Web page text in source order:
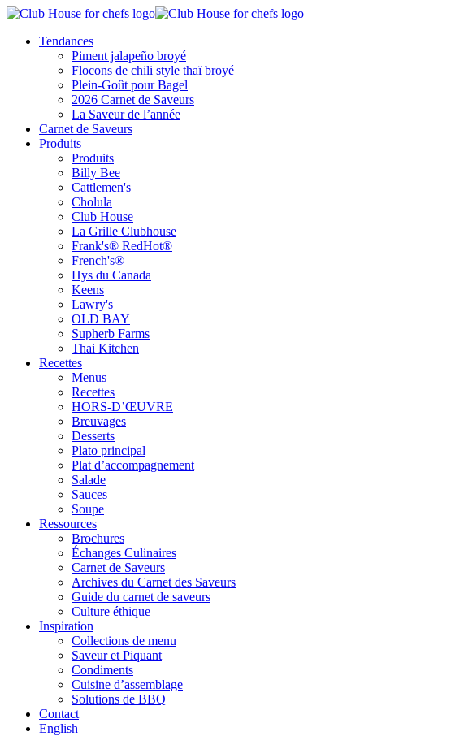
Tendances
Piment jalapeño broyé
Flocons de chili style thaï broyé
Plein-Goût pour Bagel
2026 Carnet de Saveurs
La Saveur de l’année
Carnet de Saveurs
Produits
Produits
Billy Bee
Cattlemen's
Cholula
Club House
La Grille Clubhouse
Frank's® RedHot®
French's®
Hys du Canada
Keens
Lawry's
OLD BAY
Supherb Farms
Thai Kitchen
Recettes
Menus
Recettes
HORS-D’ŒUVRE
Breuvages
Desserts
Plato principal
Plat d’accompagnement
Salade
Sauces
Soupe
Ressources
Brochures
Échanges Culinaires
Carnet de Saveurs
Archives du Carnet des Saveurs
Guide du carnet de saveurs
Culture éthique
Inspiration
Collections de menu
Saveur et Piquant
Condiments
Cuisine d’assemblage
Solutions de BBQ
Contact
English